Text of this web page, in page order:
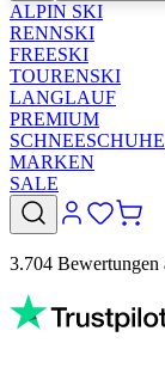
ALPIN SKI
RENNSKI
FREESKI
TOURENSKI
LANGLAUF
PREMIUM
SCHNEESCHUHE
MARKEN
SALE
3.704 Bewertungen